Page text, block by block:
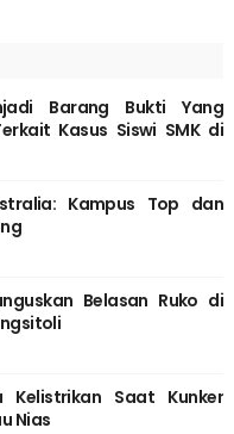
Barang Bukti Yang
Kasus Siswi SMK di
Kampus Top dan
Belasan Ruko di
Kelistrikan Saat Kunker
Nias